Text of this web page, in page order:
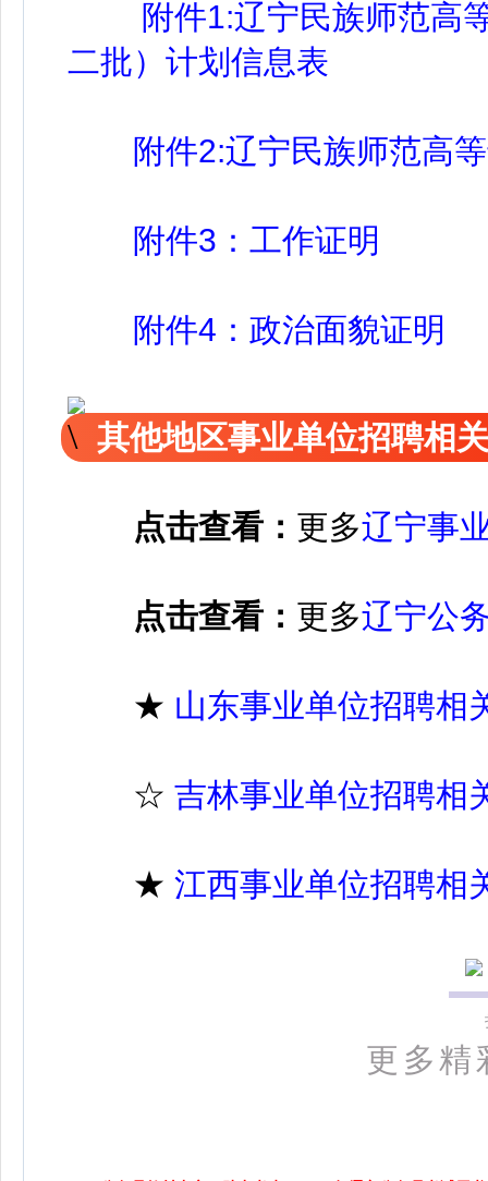
附件1:辽宁民族师范高
二批）计划信息表
附件2:辽宁民族师范高
附件3：工作证明
附件4：政治面貌证明
其他地区事业单位招聘相
点击查看： 更多辽宁事
点击查看： 更多辽宁公
★ 山东事业单位招聘相
☆ 吉林事业单位招聘相
★ 江西事业单位招聘相
更多精